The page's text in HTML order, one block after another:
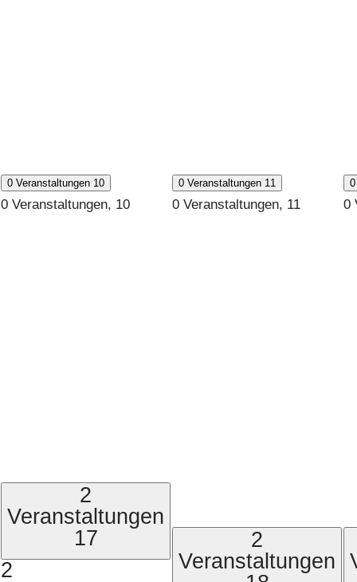
0 Veranstaltungen 10
0 Veranstaltungen, 10
0 Veranstaltungen 11
0 Veranstaltungen, 11 0
2
Veranstaltungen
17
2
2
Veranstaltungen